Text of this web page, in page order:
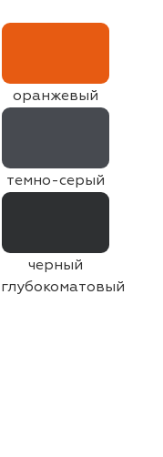
оранжевый
темно-серый
черный
глубокоматовый